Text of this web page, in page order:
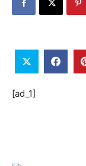
[ad_1]